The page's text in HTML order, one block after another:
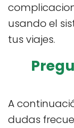
usando el
tus viajes.
A
dudas